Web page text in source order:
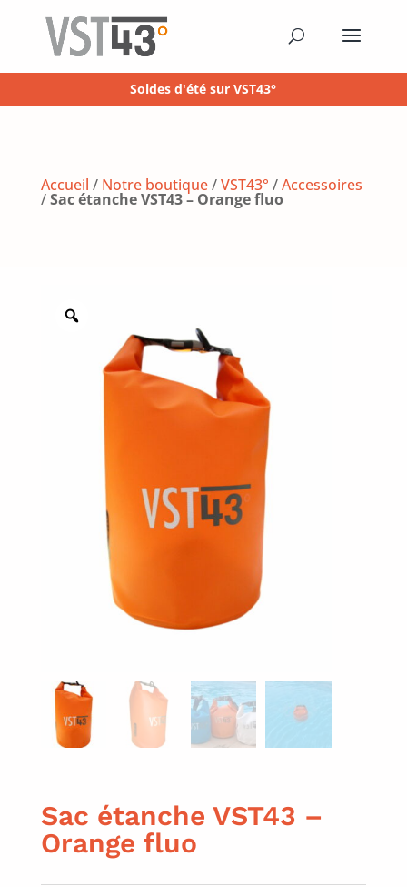
Soldes d'été sur VST43°
Accueil / Notre boutique/VST43° /Accessoires
/Sac étanche VST43 – Orange fluo
Sac étanche VST43 –
Orange fluo